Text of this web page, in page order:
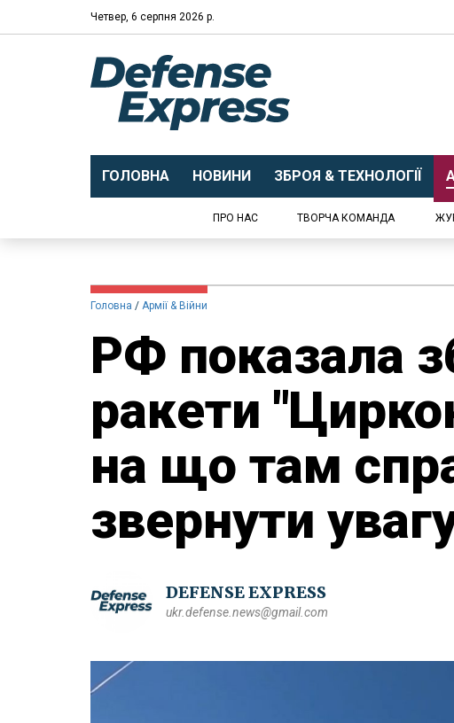
Четвер, 6 серпня 2026 р.
ГОЛОВНА НОВИНИ ЗБРОЯ & ТЕХНОЛОГІЇ
ПРО НАС ТВОРЧА КОМАНДА
Головна Армії & Війни
РФ показала
ракети
на що там
звернути
DEFENSE EXPRESS
ukr.defense.news@gmail.com